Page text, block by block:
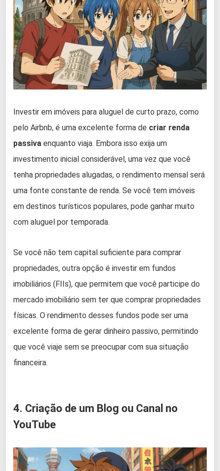
Investir em imóveis para aluguel de curto prazo, como
pelo Airbnb, é uma excelente forma de criar renda
passiva enquanto viaja. Embora isso exija um
investimento inicial considerável, uma vez que você
tenha propriedades alugadas, o rendimento mensal será
uma fonte constante de renda. Se você tem imóveis
em destinos turísticos populares, pode ganhar muito
com aluguel por temporada.
Se você não tem capital suficiente para comprar
propriedades, outra opção é investir em fundos
imobiliários (FIIs), que permitem que você participe do
mercado imobiliário sem ter que comprar propriedades
físicas. O rendimento desses fundos pode ser uma
excelente forma de gerar dinheiro passivo, permitindo
que você viaje sem se preocupar com sua situação
financeira.
4. Criação de um Blog ou Canal no
YouTube